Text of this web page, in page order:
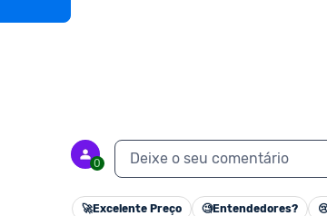
0 Deixe o seu comentário
🚀Excelente Preço 🧐Entendedores?